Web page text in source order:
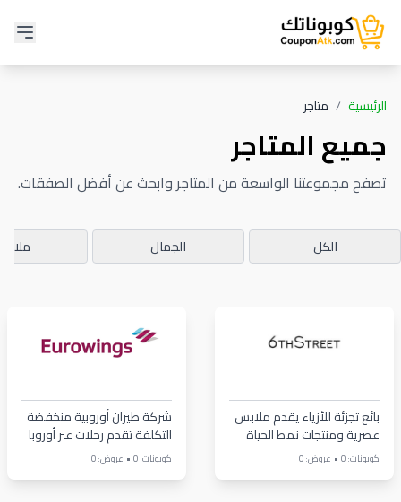
الرئيسية / متاجر
جميع المتاجر
تصفح مجموعتنا الواسعة من المتاجر وابحث عن أفضل الصفقات.
الكل الجمال
بائع تجزئة للأزياء يقدم ملابس
عصرية ومنتجات نمط الحياة
كوبونات: 0 • عروض: 0
شركة طيران أوروبية منخفضة
التكلفة تقدم رحلات عبر أوروبا
كوبونات: 0 • عروض: 0